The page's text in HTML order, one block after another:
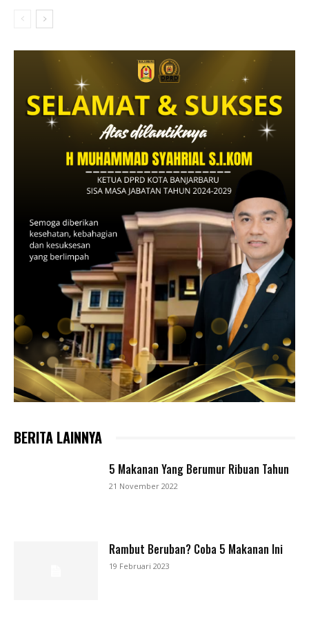
BERITA LAINNYA
5 Makanan Yang Berumur Ribuan Tahun
21 November 2022
Rambut Beruban? Coba 5 Makanan Ini
19 Februari 2023